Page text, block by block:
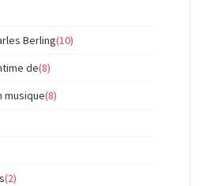
Berling(10)
de(8)
musique(8)
(2)